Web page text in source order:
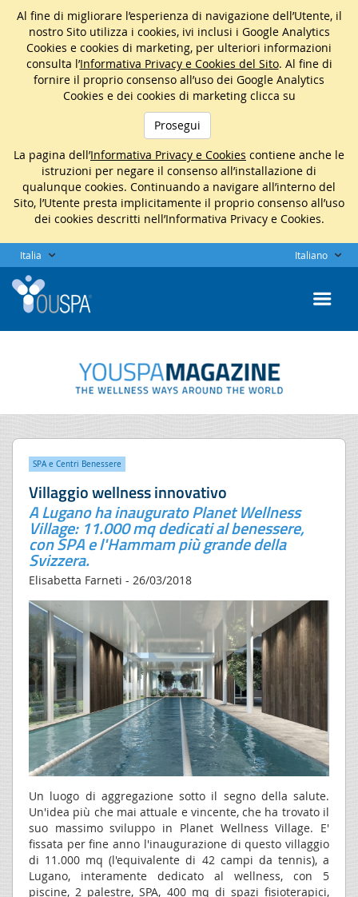
Al fine di migliorare l’esperienza di navigazione dell’Utente, il
nostro Sito utilizza i cookies, ivi inclusi i Google Analytics
Cookies e cookies di marketing, per ulteriori informazioni
consulta l’Informativa Privacy e Cookies del Sito. Al fine di
fornire il proprio consenso all’uso dei Google Analytics
Cookies e dei cookies di marketing clicca su
Prosegui
La pagina dell’Informativa Privacy e Cookies contiene anche le
istruzioni per negare il consenso all’installazione di
qualunque cookies. Continuando a navigare all’interno del
Sito, l’Utente presta implicitamente il proprio consenso all’uso
dei cookies descritti nell’Informativa Privacy e Cookies.
Italia Italiano
SPA e Centri Benessere
Villaggio wellness innovativo
A Lugano ha inaugurato Planet Wellness
Village: 11.000 mq dedicati al benessere,
con SPA e l'Hammam più grande della
Svizzera.
Elisabetta Farneti - 26/03/2018
Un luogo di aggregazione sotto il segno della salute.
Un'idea più che mai attuale e vincente, che ha trovato il
suo massimo sviluppo in Planet Wellness Village. E'
fissata per fine anno l'inaugurazione di questo villaggio
di 11.000 mq (l'equivalente di 42 campi da tennis), a
Lugano, interamente dedicato al wellness, con 5
piscine, 2 palestre, SPA, 400 mq di spazi fisioterapici,